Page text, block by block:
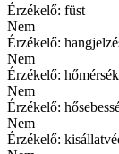
Érzékelő: füst
Nem
Érzékelő:
Nem
Érzékelő:
Nem
Érzékelő:
Nem
Érzékelő: